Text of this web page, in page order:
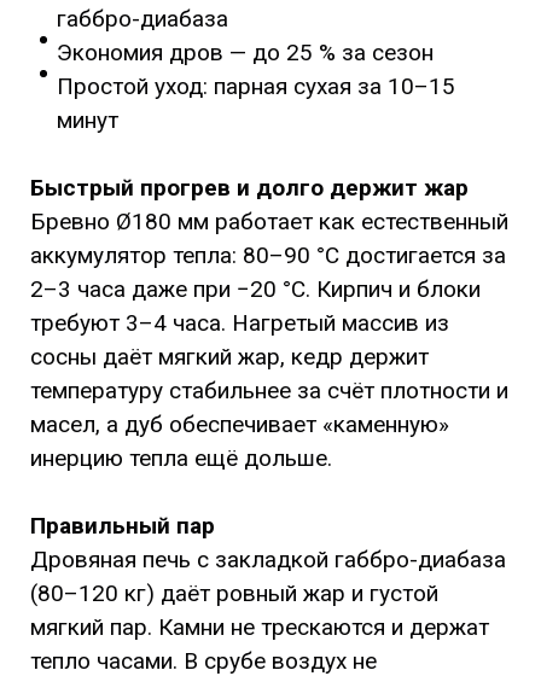
габбро-диабаза
Экономия дров — до 25 % за сезон
Простой уход: парная сухая за 10–15
минут
Быстрый прогрев и долго держит жар
Бревно Ø180 мм работает как естественный
аккумулятор тепла: 80–90 °C достигается за
2–3 часа даже при −20 °C. Кирпич и блоки
требуют 3–4 часа. Нагретый массив из
сосны даёт мягкий жар, кедр держит
температуру стабильнее за счёт плотности и
масел, а дуб обеспечивает «каменную»
инерцию тепла ещё дольше.
Правильный пар
Дровяная печь с закладкой габбро-диабаза
(80–120 кг) даёт ровный жар и густой
мягкий пар. Камни не трескаются и держат
тепло часами. В срубе воздух не